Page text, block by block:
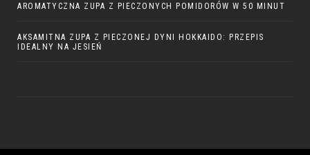
AROMATYCZNA ZUPA Z PIECZONYCH POMIDORÓW W 50 MINUT
AKSAMITNA ZUPA Z PIECZONEJ DYNI HOKKAIDO: PRZEPIS
IDEALNY NA JESIEŃ